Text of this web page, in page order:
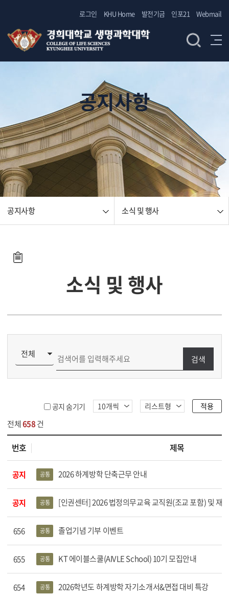
로그인 KHU Home 발전기금 인포21 Webmail
공지사항
공지사항 소식 및 행사
소식 및 행사
검색
공지 숨기기 적용
전체658건
목록
번호 제목
공지 공통 2026 하계방학 단축근무 안내
공지 공통 [인권센터] 2026 법정의무교육 교직원(조교 포함) 및 재
656 공통 졸업기념 기부 이벤트
655 공통 KT 에이블스쿨(AIVLE School) 10기 모집안내
654 공통 2026학년도 하계방학 자기소개서&면접 대비 특강